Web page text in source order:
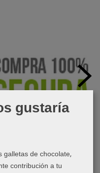
gustaría
de chocolate,
contribución a tu